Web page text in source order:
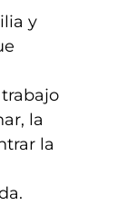
y
la
la